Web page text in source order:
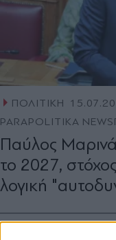
ΠΟΛΙΤΙΚΗ
PARAPOLITIKA
Παύλος
το 2027,
λογική